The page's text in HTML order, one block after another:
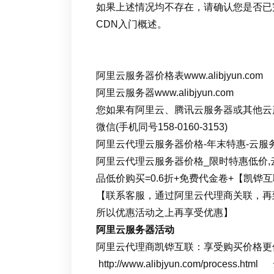
如果上述情况均不存在，请确认您是否
CDN入门概述。
阿里云服务器价格表www.alibjyun.com
阿里云服务器www.alibjyun.com
您如果有阿里云、腾讯云服务器或其他
微信(手机同号158-0160-3153)
阿里云代理云服务器价格-年末特惠-云服
阿里云代理云服务器价格_限时特惠低价
品低价购买=0.6折+免费代金卷+【凯铧
【联系客服，通过阿里云代理商关联，
所以优惠活动之上再享受优惠】
阿里云服务器活动
阿里云代理商凯铧互联：享受购买价格
http://www.alibjyun.com/process.html